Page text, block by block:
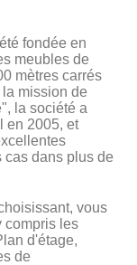
fondée en
meubles de
mètres carrés
mission de
la société a
en 2005, et
cas dans plus de
vous
compris les
d'étage,
de